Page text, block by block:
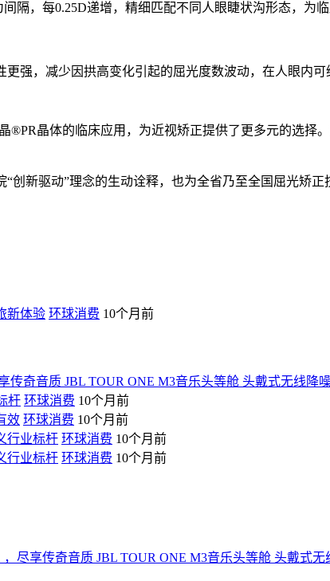
，每0.25D递增，精细匹配不同人眼睫状沟形态，为临
，减少因拱高变化引起的屈光度数波动，在人眼内可
晶体的临床应用，为近视矫正提供了更多元的选择
新驱动”理念的生动诠释，也为全省乃至全国屈光矫正
新体验 环球消费 10个月前
传奇音质 JBL TOUR ONE M3音乐头等舱 头戴式无线降
杆 环球消费 10个月前
效 环球消费 10个月前
行业标杆 环球消费 10个月前
行业标杆 环球消费 10个月前
尽享传奇音质 JBL TOUR ONE M3音乐头等舱 头戴式无